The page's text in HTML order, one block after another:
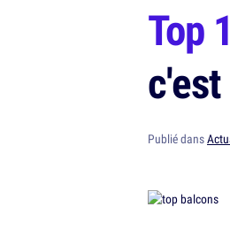
Top
Publié dans